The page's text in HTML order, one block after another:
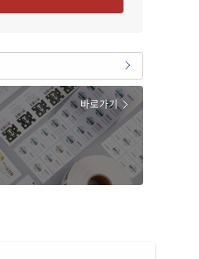
재질 설명
재질 설명
재질 설명
바로가기